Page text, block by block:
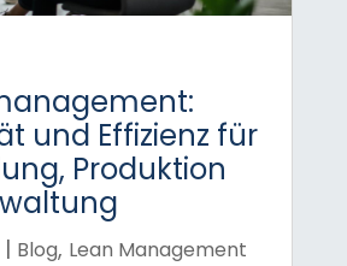
und Effizienz für
Produktion
| Blog, Lean Management